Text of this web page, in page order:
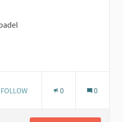
3 FOLLOWERS
FOLLOW 0 0